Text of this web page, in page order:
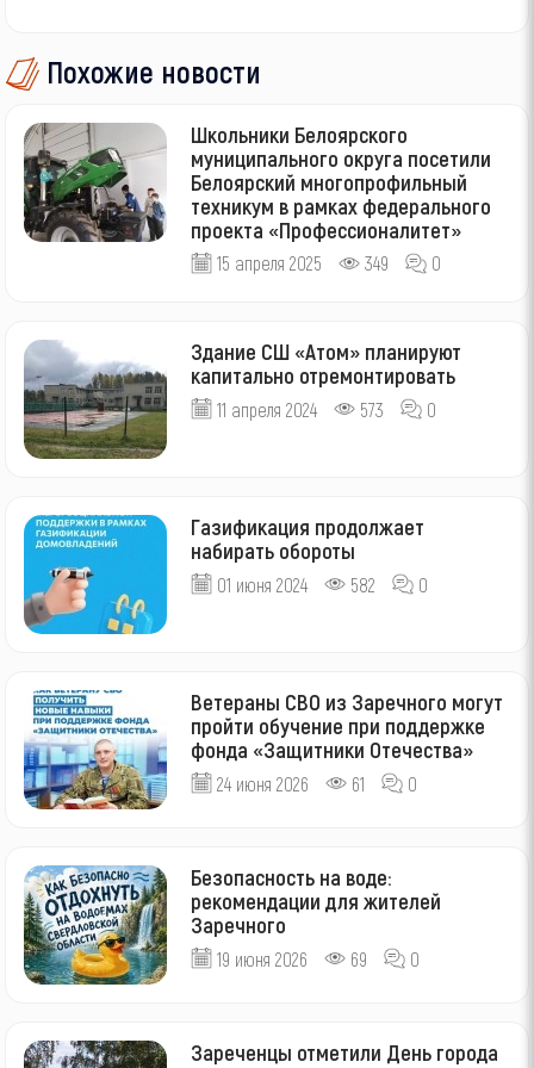
Похожие новости
Школьники Белоярского
муниципального округа посетили
Белоярский многопрофильный
техникум в рамках федерального
проекта «Профессионалитет»
15 апреля 2025 349 0
Здание СШ «Атом» планируют
капитально отремонтировать
11 апреля 2024 573 0
Газификация продолжает
набирать обороты
01 июня 2024 582 0
Ветераны СВО из Заречного могут
пройти обучение при поддержке
фонда «Защитники Отечества»
24 июня 2026 61 0
Безопасность на воде:
рекомендации для жителей
Заречного
19 июня 2026 69 0
Зареченцы отметили День города